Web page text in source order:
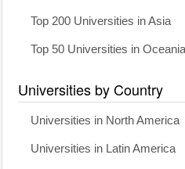
Top 200 Universities in Asia
Top 50 Universities in Oceania
Universities by Country
Universities in North America
Universities in Latin America